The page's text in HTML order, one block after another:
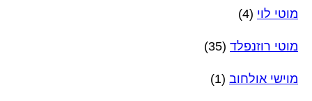
מוטי לוי (4)
מוטי רוזנפלד (35)
מוישי אולחוב (1)